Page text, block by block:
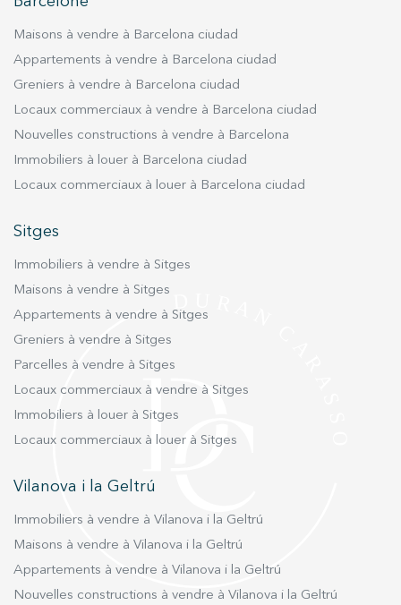
Maisons à vendre à Barcelona ciudad
Appartements à vendre à Barcelona ciudad
Greniers à vendre à Barcelona ciudad
Locaux commerciaux à vendre à Barcelona ciudad
Nouvelles constructions à vendre à Barcelona
Immobiliers à louer à Barcelona ciudad
Locaux commerciaux à louer à Barcelona ciudad
Sitges
Immobiliers à vendre à Sitges
Maisons à vendre à Sitges
Appartements à vendre à Sitges
Greniers à vendre à Sitges
Parcelles à vendre à Sitges
Locaux commerciaux à vendre à Sitges
Immobiliers à louer à Sitges
Locaux commerciaux à louer à Sitges
Vilanova i la Geltrú
Immobiliers à vendre à Vilanova i la Geltrú
Maisons à vendre à Vilanova i la Geltrú
Appartements à vendre à Vilanova i la Geltrú
Nouvelles constructions à vendre à Vilanova i la Geltrú
pour améliorer la qualité de nos services et offrir une
Marketing et Publicité
les préférences et les choix personnels de l'utilisateur
navigation. Grâce à eux, nous pouvons connaître les
habitudes de navigation sur le site Web et afficher des
publicités liées au profil de navigation de l'utilisateur.